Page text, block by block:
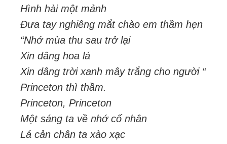
Hình hài một mảnh
Đưa tay nghiêng mắt chào em thầm hẹn
“Nhớ mùa thu sau trở lại
Xin dâng hoa lá
Xin dâng trời xanh mây trắng cho người “
Princeton thì thầm.
Princeton, Princeton
Một sáng ta về nhớ cố nhân
Lá cản chân ta xào xạc